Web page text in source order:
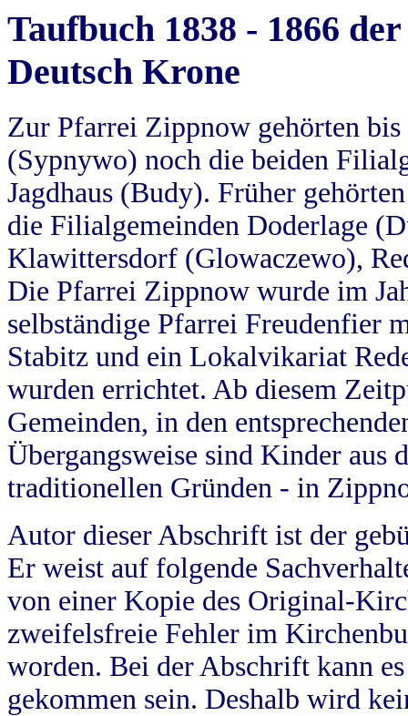
Taufbuch 1838 - 1866
Deutsch Krone
Zur Pfarrei Zippnow gehörten
(Sypnywo) noch die beiden
Jagdhaus (Budy). Früher
die Filialgemeinden Doderlage
Klawittersdorf (Glowaczewo),
Die Pfarrei Zippnow wurde im
selbständige Pfarrei Freudenfier
Stabitz und ein Lokalvikariat
wurden errichtet. Ab diesem
Gemeinden, in den
Übergangsweise sind Kinder aus
traditionellen Gründen - in
Autor dieser Abschrift ist der
Er weist auf folgende
von einer Kopie des Original-
zweifelsfreie Fehler im
worden. Bei der Abschrift kann
gekommen sein. Deshalb wird